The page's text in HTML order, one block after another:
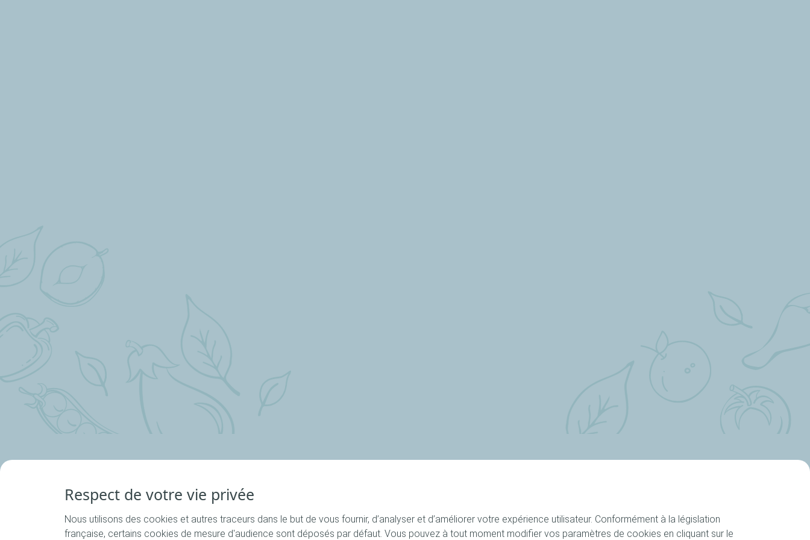
La marque Nos produits Recettes Suivez-nous
Respect de votre vie privée
Nous utilisons des cookies et autres traceurs dans le but de vous fournir, d’analyser et d’améliorer votre expérience utilisateur. Conformément à la législation
française, certains cookies de mesure d'audience sont déposés par défaut. Vous pouvez à tout moment modifier vos paramètres de cookies en cliquant sur le